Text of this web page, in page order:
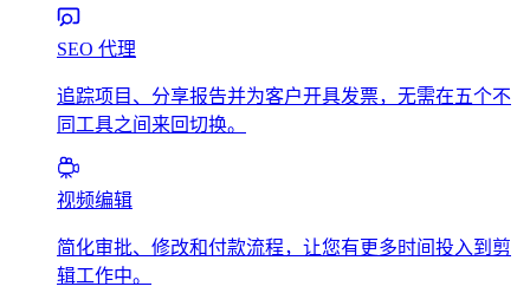
SEO 代理
追踪项目、分享报告并为客户开具发票，无需在五个不
同工具之间来回切换。
视频编辑
简化审批、修改和付款流程，让您有更多时间投入到剪
辑工作中。